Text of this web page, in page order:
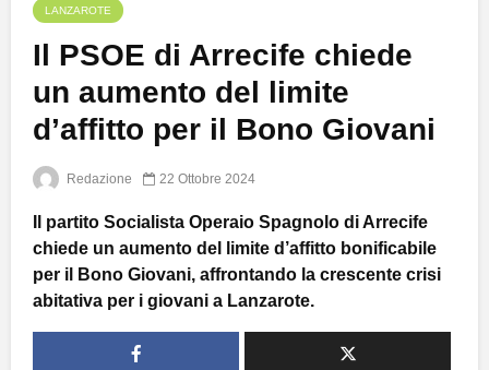
LANZAROTE
Il PSOE di Arrecife chiede
un aumento del limite
d’affitto per il Bono Giovani
Redazione 22 Ottobre 2024
Il partito Socialista Operaio Spagnolo di Arrecife
chiede un aumento del limite d’affitto bonificabile
per il Bono Giovani, affrontando la crescente crisi
abitativa per i giovani a Lanzarote.